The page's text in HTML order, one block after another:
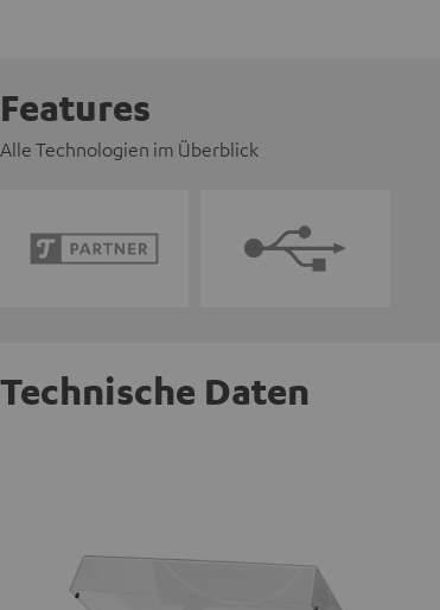
Features
Alle Technologien im Überblick
Technische Daten